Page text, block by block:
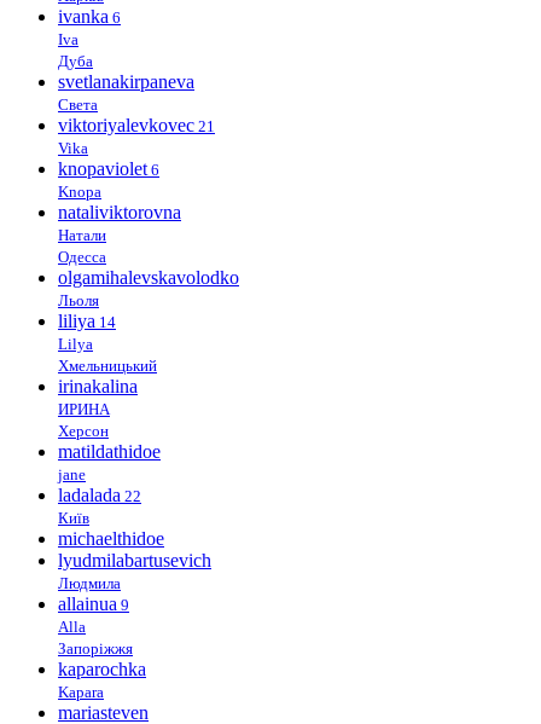
ivanka 6
Iva
Дуба
svetlanakirpaneva
Света
viktoriyalevkovec 21
Vika
knopaviolet 6
Knopa
nataliviktorovna
Натали
Одесса
olgamihalevskavolodko
Льоля
liliya 14
Lilya
Хмельницький
irinakalina
ИРИНА
Херсон
matildathidoe
jane
ladalada 22
Київ
michaelthidoe
lyudmilabartusevich
Людмила
allainua 9
Alla
Запоріжжя
kaparochka
Kapara
mariasteven